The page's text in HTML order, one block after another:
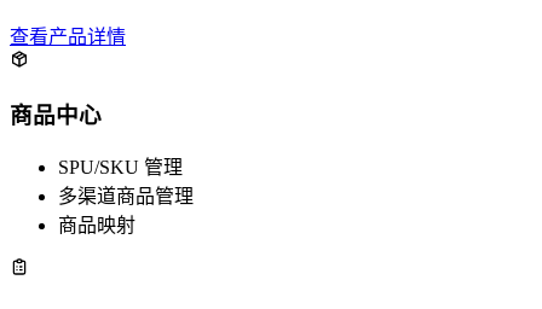
查看产品详情
商品中心
SPU/SKU 管理
多渠道商品管理
商品映射